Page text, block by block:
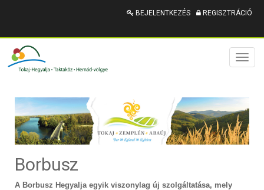
BEJELENTKEZÉS REGISZTRÁCIÓ
Borbusz
A Borbusz Hegyalja egyik viszonylag új szolgáltatása, mely